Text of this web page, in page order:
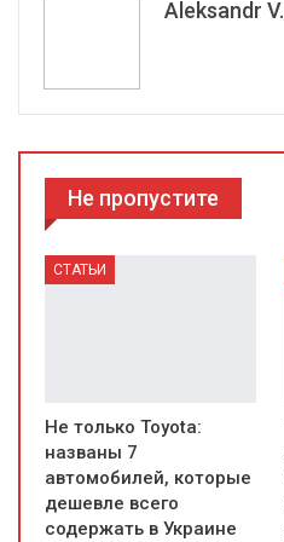
Aleksandr V.
Не пропустите
СТАТЬИ
Не только Toyota:
названы 7
автомобилей, которые
дешевле всего
содержать в Украине